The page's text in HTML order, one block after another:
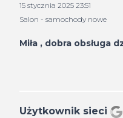
15 stycznia 2025 23:51
Salon - samochody nowe
Miła , dobra obsługa
Użytkownik sieci